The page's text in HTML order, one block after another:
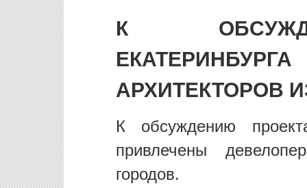
К
АРХИТЕКТОРОВ
К обсуждению
привлечены
городов.